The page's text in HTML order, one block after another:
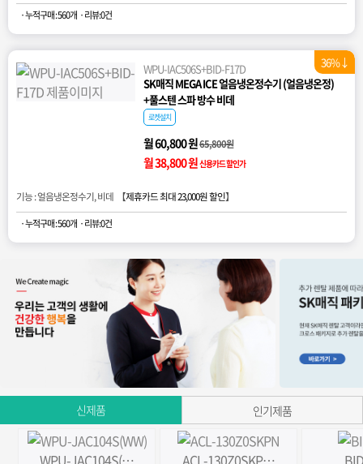
· 누적구매 : 560개 · 리뷰:0건
WPU-IAC506S+BID-F17D
SK매직 MEGA ICE 얼음냉온정수기 (얼음냉온정)
+풀스텐 스파 방수 비데
로켓설치
월 60,800 원65,800원
월 38,800 원신용카드 할인가
36%↓
기능 : 얼음냉온정수기, 비데 【제휴카드 최대 23,000원 할인】
· 누적구매 : 560개 · 리뷰:0건
신제품 인기제품